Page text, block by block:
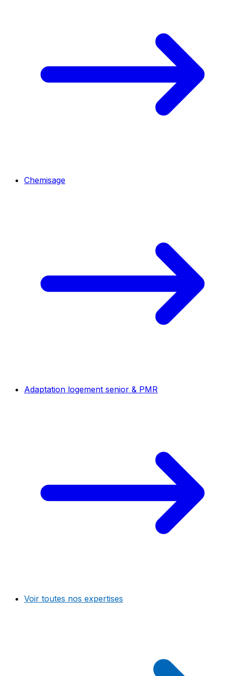
Chemisage
Adaptation logement senior & PMR
Voir toutes nos expertises